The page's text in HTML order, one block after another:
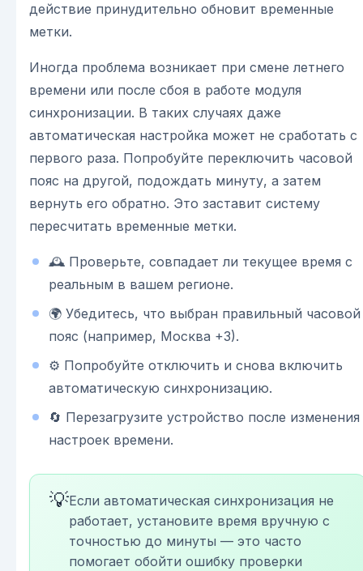
действие принудительно обновит временные
метки.
Иногда проблема возникает при смене летнего
времени или после сбоя в работе модуля
синхронизации. В таких случаях даже
автоматическая настройка может не сработать с
первого раза. Попробуйте переключить часовой
пояс на другой, подождать минуту, а затем
вернуть его обратно. Это заставит систему
пересчитать временные метки.
🕰️ Проверьте, совпадает ли текущее время с
реальным в вашем регионе.
🌍 Убедитесь, что выбран правильный часовой
пояс (например, Москва +3).
⚙️ Попробуйте отключить и снова включить
автоматическую синхронизацию.
🔄 Перезагрузите устройство после изменения
настроек времени.
💡Если автоматическая синхронизация не
работает, установите время вручную с
точностью до минуты — это часто
помогает обойти ошибку проверки